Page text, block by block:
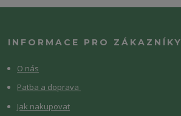
INFORMACE PRO ZÁKAZNÍKY
O nás
Patba a doprava
Jak nakupovat